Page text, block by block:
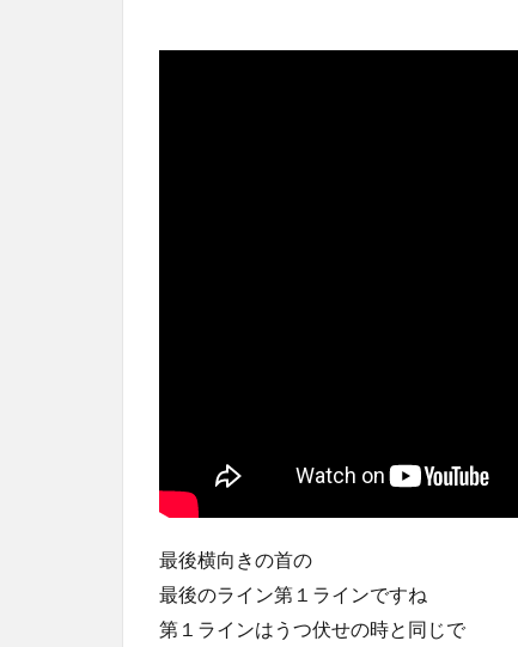
最後横向きの首の
最後のライン第１ラインですね
第１ラインはうつ伏せの時と同じで